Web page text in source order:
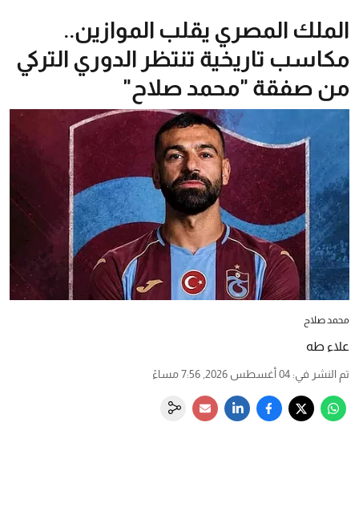
الملك المصري يقلب الموازين..
مكاسب تاريخية تنتظر الدوري التركي
من صفقة "محمد صلاح"
محمد صلاح
علاء طه
تم النشر في: 04 أغسطس 2026, 7:56 مساءً